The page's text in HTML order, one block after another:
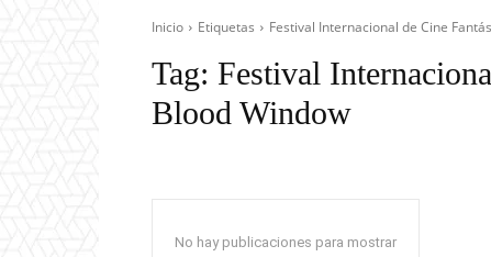
Inicio Etiquetas Festival Internacional de Cine
Tag: Festival
Blood Window
No hay publicaciones para mostrar